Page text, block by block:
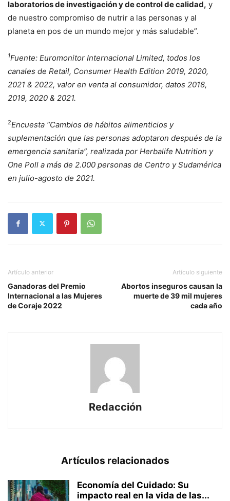
laboratorios de investigación y de control de calidad, y
de nuestro compromiso de nutrir a las personas y al
planeta en pos de un mundo mejor y más saludable”.
1Fuente: Euromonitor Internacional Limited, todos los
canales de Retail, Consumer Health Edition 2019, 2020,
2021 & 2022, valor en venta al consumidor, datos 2018,
2019, 2020 & 2021.
2Encuesta “Cambios de hábitos alimenticios y
suplementación que las personas adoptaron después de la
emergencia sanitaria”, realizada por Herbalife Nutrition y
One Poll a más de 2.000 personas de Centro y Sudamérica
en julio-agosto de 2021.
Artículo anterior
Ganadoras del Premio
Internacional a las Mujeres
de Coraje 2022
Artículo siguiente
Abortos inseguros causan la
muerte de 39 mil mujeres
cada año
Redacción
Artículos relacionados
Economía del Cuidado: Su
impacto real en la vida de las...